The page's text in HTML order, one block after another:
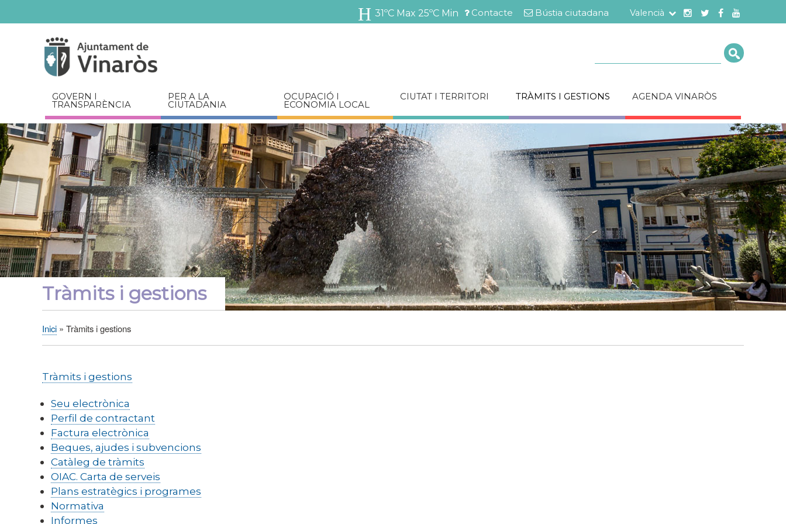
Vés
al
relacionats
Menú
Contacte Bústia ciutadana Valencià
31ºC Max 25ºC Min
GOVERN I
TRANSPARÈNCIA
PER A LA
CIUTADANIA
OCUPACIÓ I
ECONOMIA LOCAL
CIUTAT I TERRITORI TRÀMITS I GESTIONS AGENDA VINARÒS
Tràmits i gestions
Fil
Inici Tràmits i gestions
Tràmits i gestions
Seu electrònica
Perfil de contractant
Factura electrònica
Beques, ajudes i subvencions
Catàleg de tràmits
OIAC. Carta de serveis
Plans estratègics i programes
Normativa
Informes